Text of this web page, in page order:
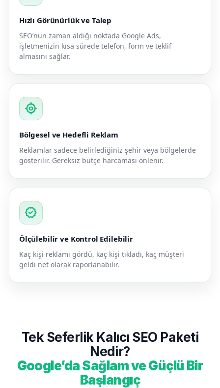
Hızlı Görünürlük ve Talep
SEO’nun zaman aldığı noktada Google Ads,
işletmenizin kısa sürede telefon, form ve teklif
almasını sağlar.
my_location
Bölgesel ve Hedefli Reklam
Reklamlar sadece belirlediğiniz şehir veya bölgelerde
gösterilir. Gereksiz bütçe harcaması önlenir.
verified
Ölçülebilir ve Kontrol Edilebilir
Kaç kişi reklamı gördü, kaç kişi tıkladı, kaç müşteri
geldi net olarak raporlanabilir.
Tek Seferlik Kalıcı SEO Paketi
Nedir?
Google’da Sağlam ve Güçlü Bir
Başlangıç